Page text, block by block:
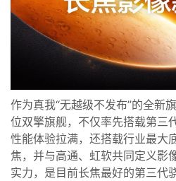
作为真我“无越级不发布”的全新
位双擎旗舰，不仅率先搭载第三
性能体验拉满，还搭载行业最大
焦， 并与高通、虹软共同定义影
实力， 是目前长焦最好的第三代